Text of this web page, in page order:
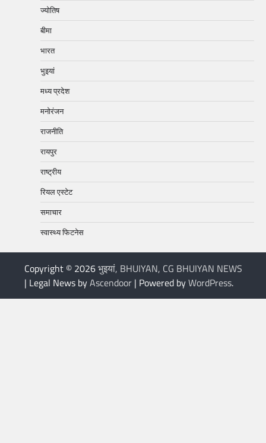
ज्योतिष
बीमा
भारत
भुइयां
मध्य प्रदेश
मनोरंजन
राजनीति
रायपुर
राष्ट्रीय
रियल एस्टेट
समाचार
स्वास्थ्य फिटनेस
Copyright © 2026भुइयां, BHUIYAN, CG BHUIYAN NEWS
| Legal News byAscendoor| Powered byWordPress.